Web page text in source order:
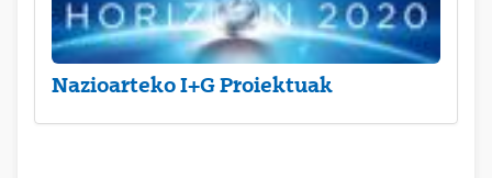
Nazioarteko I+G Proiektuak